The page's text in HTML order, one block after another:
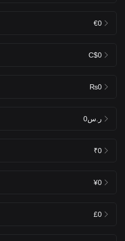
€0
C$0
₨0
ر.س0
₹0
¥0
£0